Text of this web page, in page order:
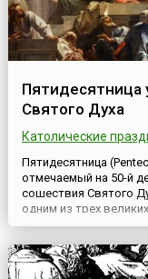
Пятидесятница
Святого Духа
Католические
Пятидесятница
отмечаемый на 50-й
сошествия Святого
одним из трех
принятие
подножья Синайской
Египт...